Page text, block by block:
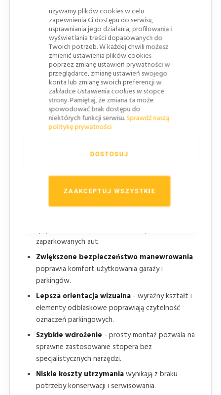
używamy plików cookies w celu
zapewnienia Ci dostępu do serwisu,
usprawniania jego działania, profilowania i
wyświetlania treści dopasowanych do
Twoich potrzeb. W każdej chwili możesz
zmienić ustawienia plików cookies
poprzez zmianę ustawień prywatności w
przeglądarce, zmianę ustawień swojego
konta lub zmianę swoich preferencji w
zakładce Ustawienia cookies w stopce
strony. Pamiętaj, że zmiana ta może
spowodować brak dostępu do
niektórych funkcji serwisu.Sprawdź naszą
politykę prywatności
ZAAKCEPTUJ WSZYSTKIE
DOSTOSUJ
użytkowaniu parkingu
Precyzyjne parkowanie pojazdu- stały punkt
zatrzymania ułatwia kierowcy prawidłowe
ustawienie samochodu w miejscu postojowym.
zaparkowanych aut.
Zwiększone bezpieczeństwo manewrowania
poprawia komfort użytkowania garaży i
parkingów.
Lepsza orientacja wizualna - wyraźny kształt i
elementy odblaskowe poprawiają czytelność
oznaczeń parkingowych.
Szybkie wdrożenie - prosty montaż pozwala na
sprawne zastosowanie stopera bez
specjalistycznych narzędzi.
Niskie koszty utrzymaniawynikają z braku
potrzeby konserwacji i serwisowania.